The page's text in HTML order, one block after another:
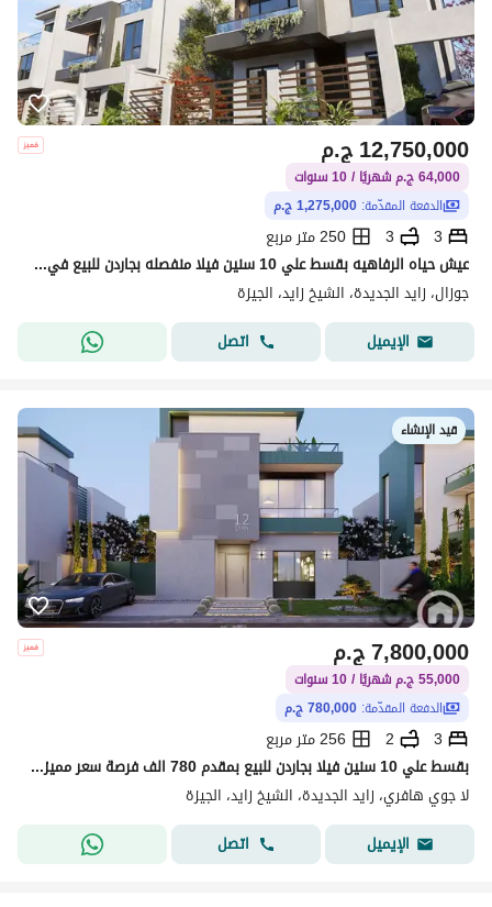
ج.م12,750,000
64,000 ج.م شهريًا / 10 سنوات
الدفعة المقدّمة: 1,275,000 ج.م
3
3
250 متر مربع
عيش حياه الرفاهيه بقسط علي 10 سنين فيلا منفصله بجاردن للبيع في الشيخ زايد الحزام الأخضر
جوزال، زايد الجديدة، الشيخ زايد، الجيزة
الإيميل
اتصل
قيد الإنشاء
ج.م7,800,000
55,000 ج.م شهريًا / 10 سنوات
الدفعة المقدّمة: 780,000 ج.م
3
2
256 متر مربع
بقسط علي 10 سنين فيلا بجاردن للبيع بمقدم 780 الف فرصة سعر مميزه لفتره محدوده في الشيخ زايد
لا جوي هافري، زايد الجديدة، الشيخ زايد، الجيزة
الإيميل
اتصل